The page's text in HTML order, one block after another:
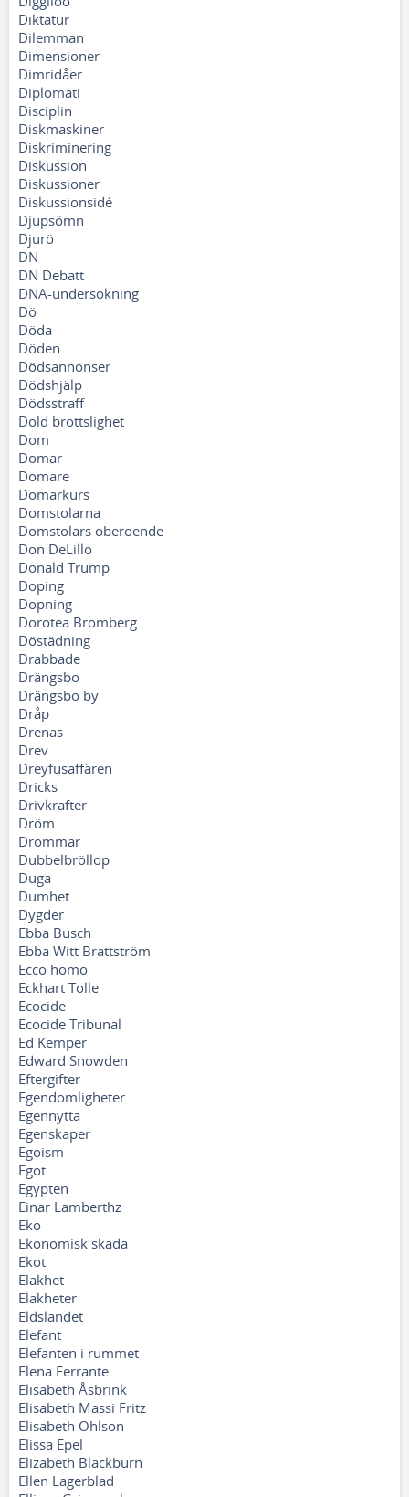
Diktatur
Dilemman
Dimensioner
Dimridåer
Diplomati
Disciplin
Diskmaskiner
Diskriminering
Diskussion
Diskussioner
Diskussionsidé
Djupsömn
Djurö
DN
DN Debatt
DNA-undersökning
Dö
Döda
Döden
Dödsannonser
Dödshjälp
Dödsstraff
Dold brottslighet
Dom
Domar
Domare
Domarkurs
Domstolarna
Domstolars oberoende
Don DeLillo
Donald Trump
Doping
Dopning
Dorotea Bromberg
Döstädning
Drabbade
Drängsbo
Drängsbo by
Dråp
Drenas
Drev
Dreyfusaffären
Dricks
Drivkrafter
Dröm
Drömmar
Dubbelbröllop
Duga
Dumhet
Dygder
Ebba Busch
Ebba Witt Brattström
Ecco homo
Eckhart Tolle
Ecocide
Ecocide Tribunal
Ed Kemper
Edward Snowden
Eftergifter
Egendomligheter
Egennytta
Egenskaper
Egoism
Egot
Egypten
Einar Lamberthz
Eko
Ekonomisk skada
Ekot
Elakhet
Elakheter
Eldslandet
Elefant
Elefanten i rummet
Elena Ferrante
Elisabeth Åsbrink
Elisabeth Massi Fritz
Elisabeth Ohlson
Elissa Epel
Elizabeth Blackburn
Ellen Lagerblad